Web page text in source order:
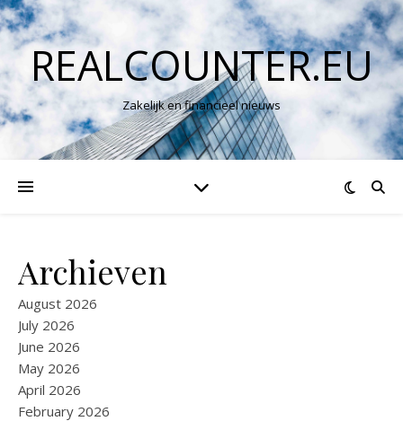
REALCOUNTER.EU
Zakelijk en financieel nieuws
Archieven
August 2026
July 2026
June 2026
May 2026
April 2026
February 2026